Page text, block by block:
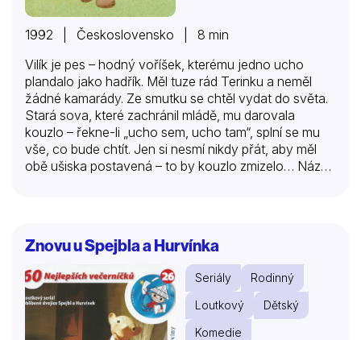
1992 | Československo | 8 min
Vilík je pes – hodný voříšek, kterému jedno ucho
plandalo jako hadřík. Měl tuze rád Terinku a neměl
žádné kamarády. Ze smutku se chtěl vydat do světa.
Stará sova, které zachránil mládě, mu darovala
kouzlo – řekne-li „ucho sem, ucho tam“, splní se mu
vše, co bude chtít. Jen si nesmí nikdy přát, aby měl
obě ušiska postavená – to by kouzlo zmizelo… Názvy
Vilík přivolal déšť 8. Jak Vilík horolezil 9. Jak Vilík dělal
dojem na kočky 10. Jak Vilík…
Znovu u Spejbla a Hurvínka
Seriály
Rodinný
Loutkový
Dětský
Komedie